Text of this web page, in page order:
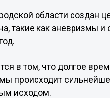
области создан
такие как аневризмы
в том, что долгое
происходит
исходом.